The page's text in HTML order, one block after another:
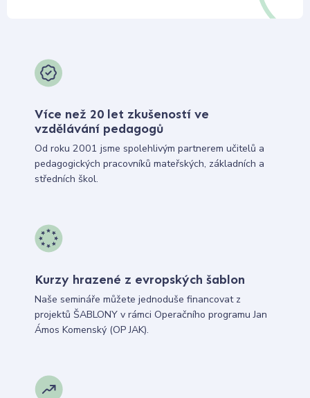
Více než 20 let zkušeností ve
vzdělávání pedagogů
Od roku 2001 jsme spolehlivým partnerem učitelů a
pedagogických pracovníků mateřských, základních a
středních škol.
Kurzy hrazené z evropských šablon
Naše semináře můžete jednoduše financovat z
projektů ŠABLONY v rámci Operačního programu Jan
Ámos Komenský (OP JAK).